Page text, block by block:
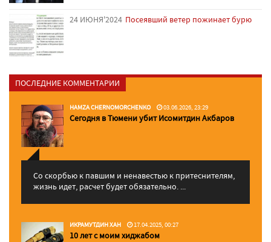
24 ИЮНЯ'2024 Посеявший ветер пожинает бурю
ПОСЛЕДНИЕ КОММЕНТАРИИ
HAMZA CHERNOMORCHENKO 03.06.2026, 23:29
Сегодня в Тюмени убит Исомитдин Акбаров
Со скорбью к павшим и ненавестью к притеснителям,
жизнь идет, расчет будет обязательно. ...
ИКРАМУТДИН ХАН 17.04.2025, 00:27
10 лет с моим хиджабом